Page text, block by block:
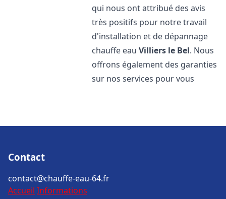
qui nous ont attribué des avis
très positifs pour notre travail
d'installation et de dépannage
chauffe eauVilliers le Bel. Nous
offrons également des garanties
sur nos services pour vous
Contact
contact@chauffe-eau-64.fr
Accueil Informations